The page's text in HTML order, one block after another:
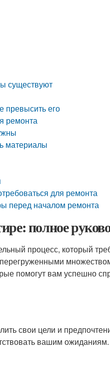
существуют
превысить его
ремонта
материалы
для ремонта
перед началом ремонта
полное
процесс, который
помогут вам успешно
свои цели и
вашим ожиданиям.